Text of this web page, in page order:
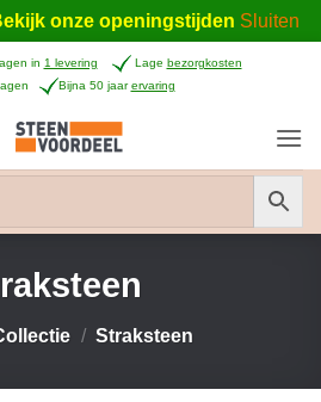
onze openingstijden Sluiten
in 1 levering Lage bezorgkosten
Bijna 50 jaarervaring
/ Straksteen